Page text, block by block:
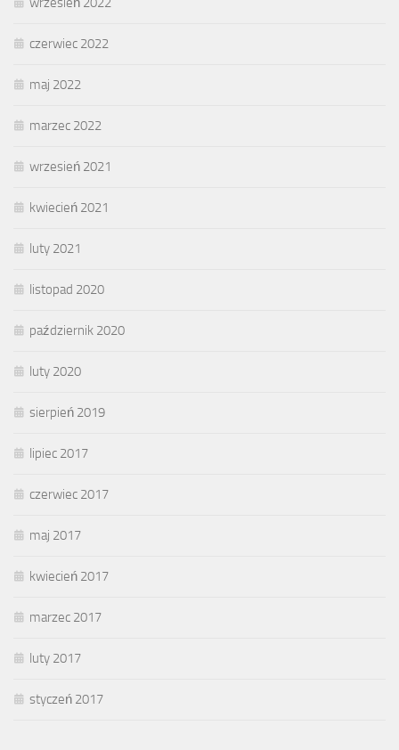
czerwiec 2022
maj 2022
marzec 2022
wrzesień 2021
kwiecień 2021
luty 2021
listopad 2020
październik 2020
luty 2020
sierpień 2019
lipiec 2017
czerwiec 2017
maj 2017
kwiecień 2017
marzec 2017
luty 2017
styczeń 2017